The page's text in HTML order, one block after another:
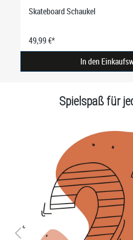
Skateboard Schaukel
49,99 €*
In den
Spielspaß für